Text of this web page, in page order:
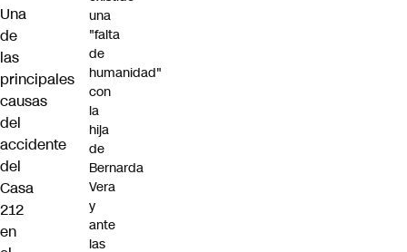
Una
de
las
principales
causas
del
accidente
del
Casa
212
en
una
"falta
de
humanidad"
con
la
hija
de
Bernarda
Vera
y
ante
las